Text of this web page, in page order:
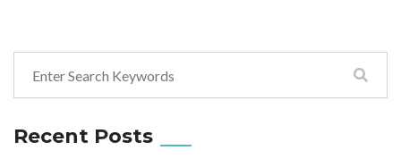
Recent Posts